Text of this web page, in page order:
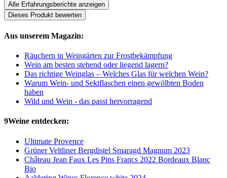
Alle Erfahrungsberichte anzeigen
Dieses Produkt bewerten
Aus unserem Magazin:
Räuchern in Weingärten zur Frostbekämpfung
Wein am besten stehend oder liegend lagern?
Das richtige Weinglas – Welches Glas für welchen Wein?
Warum Wein- und Sektflaschen einen gewölbten Boden
haben
Wild und Wein - das passt hervorragend
9Weine entdecken:
Ultimate Provence
Grüner Veltliner Bergdistel Smaragd Magnum 2023
Château Jean Faux Les Pins Francs 2022 Bordeaux Blanc
Bio